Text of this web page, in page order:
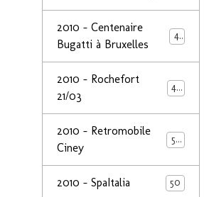
2010 - Centenaire
Bugatti à Bruxelles
44
2010 - Rochefort
21/03
47
2010 - Retromobile
Ciney
50
2010 - SpaItalia 50